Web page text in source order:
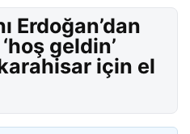
Erdoğan’dan
geldin’
için el